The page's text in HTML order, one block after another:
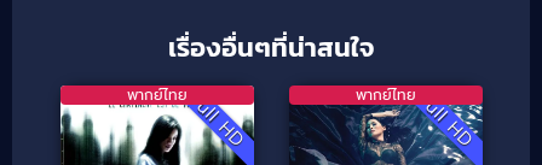
เรื่องอื่นๆที่น่าสนใจ
Full HD
พากย์ไทย Full HD
พากย์ไทย